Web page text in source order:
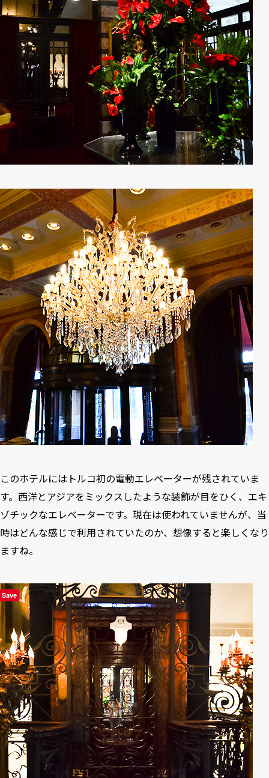
このホテルにはトルコ初の電動エレベーターが残されていま
す。西洋とアジアをミックスしたような装飾が目をひく、エキ
ゾチックなエレベーターです。現在は使われていませんが、当
時はどんな感じで利用されていたのか、想像すると楽しくなり
ますね。
Save